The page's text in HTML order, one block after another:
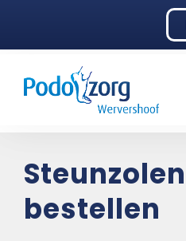
Podologie
Contact
Contactgegevens
Steunzolen
bestellen